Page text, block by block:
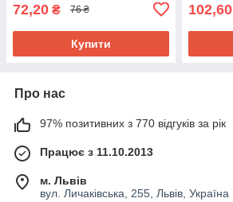
72,20 ₴ 76 ₴
Купити
102,60
Про нас
97% позитивних з 770 відгуків за рік
Працює з 11.10.2013
м. Львів
вул. Личаківська, 255, Львів, Україна